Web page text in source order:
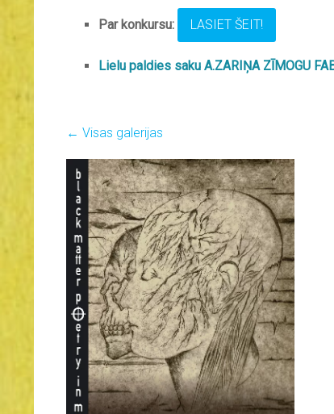
Par konkursu: LASIET ŠEIT!
Lielu paldies saku A.ZARIŅA ZĪMOGU
Visas galerijas